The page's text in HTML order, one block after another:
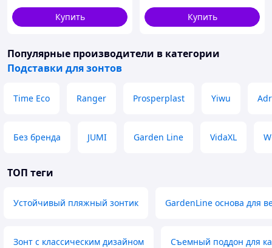
Купить
Купить
Популярные производители в категории
Подставки для зонтов
Time Eco Ranger Prosperplast Yiwu
Без бренда JUMI Garden Line VidaXL
ТОП теги
Устойчивый пляжный зонтик GardenLine основа для
Зонт с классическим дизайном Съемный поддон для